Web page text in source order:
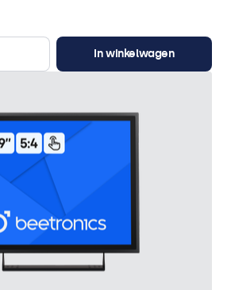
In winkelwagen